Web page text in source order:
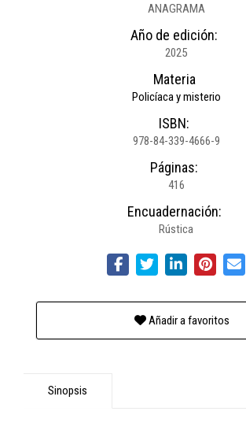
ANAGRAMA
Año de edición:
2025
Materia
Policíaca y misterio
ISBN:
978-84-339-4666-9
Páginas:
416
Encuadernación:
Rústica
Añadir a favoritos
Sinopsis